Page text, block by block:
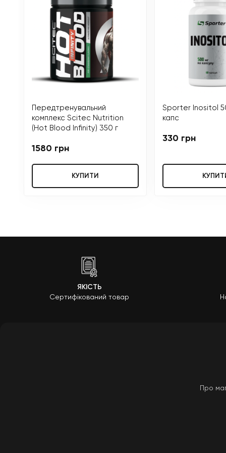
Передтренувальний
комплекс Scitec Nutrition
(Hot Blood Infinity) 350 г
1580 грн
КУПИТИ
Sporter Inositol
капс
330 грн
ЯКІСТЬ
Сертифікований товар
Про